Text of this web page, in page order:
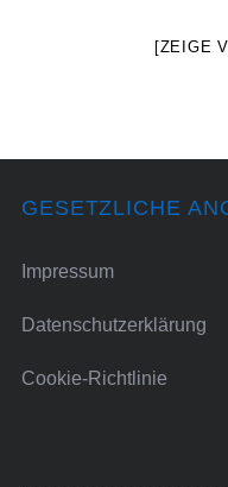
[ZEIGE
GESETZLICHE
Impressum
Datenschutzerklärung
Cookie-Richtlinie